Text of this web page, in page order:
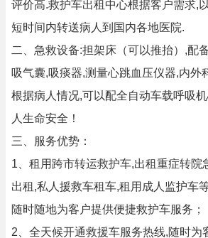
评价高.救护车出租中心根据客户需求,
短时间内转送病人到国内各地医院.
二、急救设备:担架床（可以推抬）,配
吸气囊,吸痰器,测量心跳血压仪器,内外
根据病人情况,可以配全自动车载呼吸
人生命安全！
三、服务优势：
1、租用跨市转运救护车,出租重症转院
出租,私人援救车租车,租用成人监护车
随时随地为客户提供便捷救护车服务；
2、全天候开通救援车服务热线,随时为